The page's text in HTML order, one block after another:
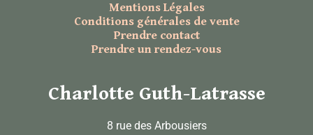
Mentions Légales
Conditions générales de vente
Prendre contact
Prendre un rendez-vous
Charlotte Guth-Latrasse
8 rue des Arbousiers